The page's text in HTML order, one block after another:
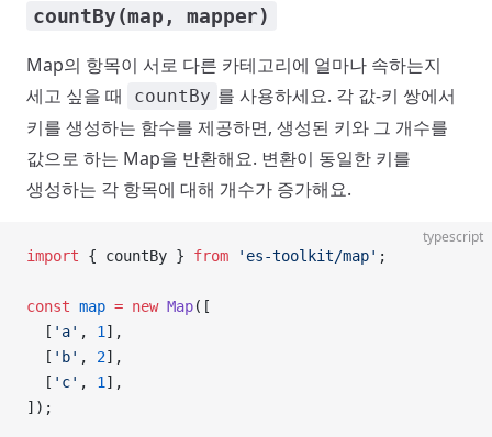
countBy(map, mapper)
Map의 항목이 서로 다른 카테고리에 얼마나 속하는지
세고 싶을 때
countBy 를 사용하세요. 각 값-키 쌍에서
키를 생성하는 함수를 제공하면, 생성된 키와 그 개수를
값으로 하는 Map을 반환해요. 변환이 동일한 키를
생성하는 각 항목에 대해 개수가 증가해요.
typescript
import { countBy } from 'es-toolkit/map' ;
const map = new Map([
  [
'a' , 1 ],
  [
'b' , 2],
  [
'c' , 1 ],
]);